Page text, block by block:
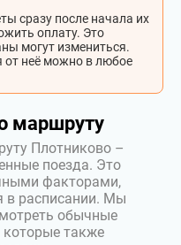
сразу после начала их
оплату. Это
могут измениться.
от неё можно в любое
маршруту
Плотниково –
поезда. Это
факторами,
в расписании. Мы
обычные
которые также